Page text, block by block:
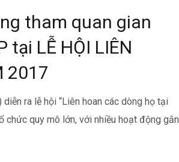
tham quan gian
tại LỄ HỘI LIÊN
2017
ra lễ hội “Liên hoan các dòng họ tại
quy mô lớn, với nhiều hoạt động gắn